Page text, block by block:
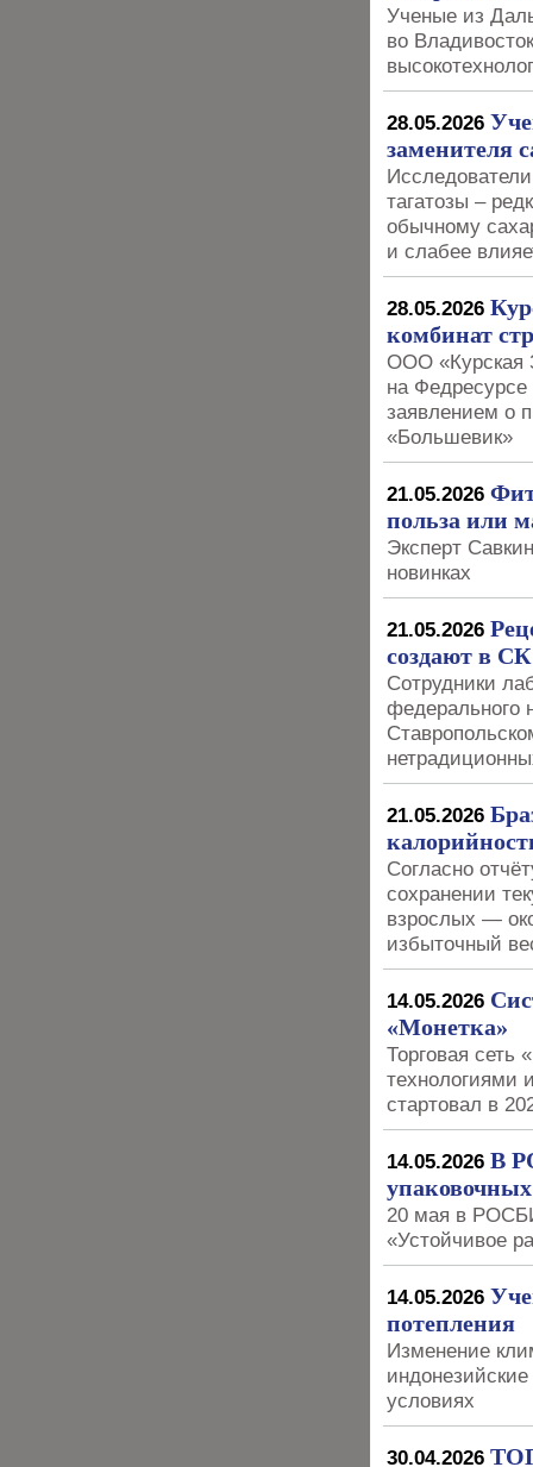
Ученые из
во
28.05.2026
заменителя
тагатозы –
обычному
и слабее
28.05.2026
комбинат
ООО «Курская
на
заявлением о
«Большевик»
21.05.2026
польза или
Эксперт
новинках
21.05.2026
создают в
Сотрудники
федерального
21.05.2026
Согласно
сохранении
взрослых —
избыточный
14.05.2026
«Монетка»
Торговая сеть
технологиями
стартовал в
14.05.2026 В
20 мая в
«Устойчивое
14.05.2026
потепления
Изменение
условиях
30.04.2026